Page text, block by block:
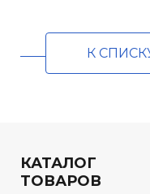
К
КАТАЛОГ
ТОВАРОВ